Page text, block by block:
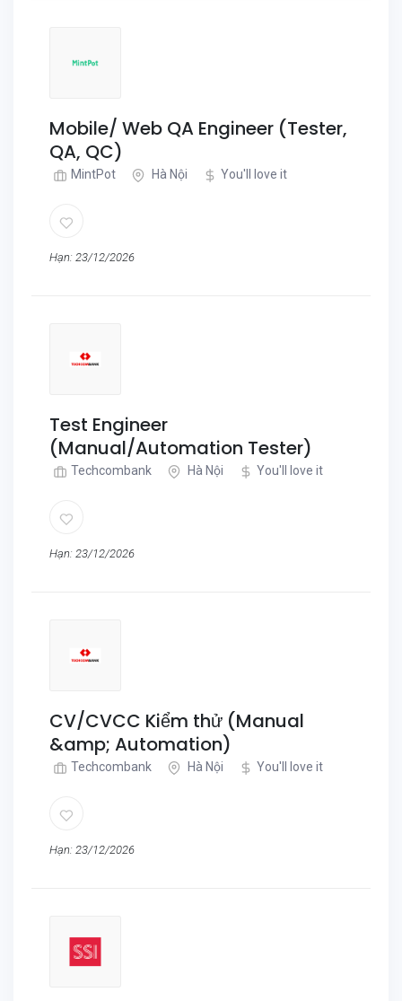
Mobile/ Web QA Engineer (Tester,
QA, QC)
MintPot Hà Nội You'll love it
Hạn: 23/12/2026
Test Engineer
(Manual/Automation Tester)
Techcombank Hà Nội You'll love it
Hạn: 23/12/2026
CV/CVCC Kiểm thử (Manual
&amp; Automation)
Techcombank Hà Nội You'll love it
Hạn: 23/12/2026